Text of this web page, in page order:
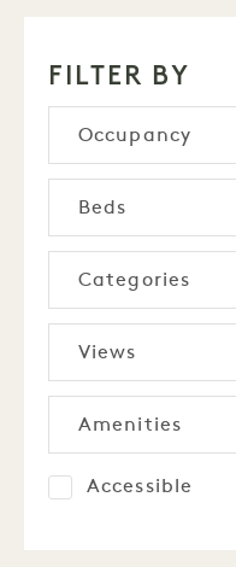
FILTER BY
Occupancy
Beds
Categories
Views
Amenities
Accessible